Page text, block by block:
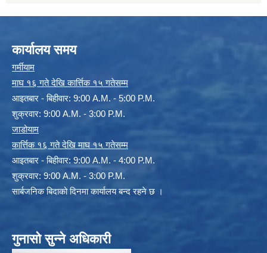
कार्यालय समय
गर्मीयाम
माघ १६ गते देखि कार्त्तिक १५ गतेसम्म
आइतबार - बिहीवार: 9:00 A.M. - 5:00 P.M.
शुक्रवार: 9:00 A.M. - 3:00 P.M.
जाडोयाम
कार्त्तिक १६ गते देखि माघ १५ गतेसम्म
आइतबार - बिहीवार: 9:00 A.M. - 4:00 P.M.
शुक्रवार: 9:00 A.M. - 3:00 P.M.
सार्बजनिक बिदाको दिनमा कार्यालय बन्द रहने छ ।
गुनासो सुन्ने अधिकारी